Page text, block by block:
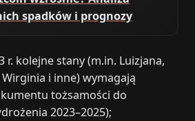
spadków i prognozy
r. kolejne stany (m.in. Luizjana,
Wirginia i inne) wymagają
tożsamości do
2023–2025);